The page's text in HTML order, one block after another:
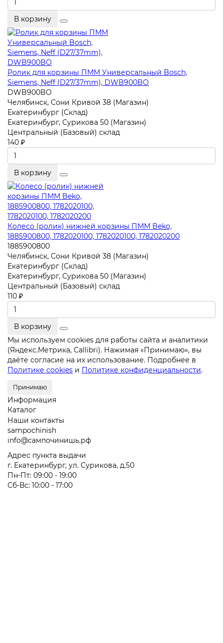
В корзину
Ролик для корзины ПММ Универсальный Bosch,
Siemens, Neff (D27/37mm), DWB900BO
DWB900BO
Челябинск, Сони Кривой 38 (Магазин)
Екатеринбург (Склад)
Екатеринбург, Сурикова 50 (Магазин)
Центральный (Базовый) склад
140 ₽
В корзину
Колесо (ролик) нижней корзины ПММ Beko,
1885900800, 1782020100, 1782020100, 1782020200
1885900800
Челябинск, Сони Кривой 38 (Магазин)
Екатеринбург (Склад)
Екатеринбург, Сурикова 50 (Магазин)
Центральный (Базовый) склад
110 ₽
В корзину
Мы используем cookies для работы сайта и аналитики
(Яндекс.Метрика, Callibri). Нажимая «Принимаю», вы
даёте согласие на их использование. Подробнее в
Политике cookies и Политике конфиденциальности.
Принимаю
Информация
Каталог
Наши контакты
sampochinish
info@сампочинишь.рф
Адрес пункта выдачи
г. Екатеринбург, ул. Сурикова, д.50
Пн-Пт: 09:00 - 19:00
Сб-Вс: 10:00 - 17:00